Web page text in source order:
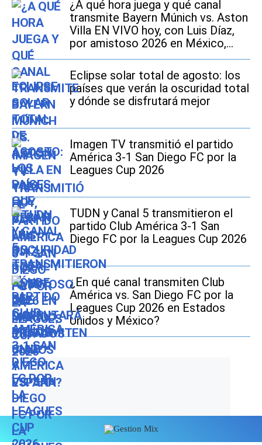
¿A qué hora juega y qué canal
transmite Bayern Múnich vs. Aston
Villa EN VIVO hoy, con Luis Díaz,
por amistoso 2026 en México,
Estados Unidos y España?
Eclipse solar total de agosto: los
países que verán la oscuridad total
y dónde se disfrutará mejor
Imagen TV transmitió el partido
América 3-1 San Diego FC por la
Leagues Cup 2026
TUDN y Canal 5 transmitieron el
partido Club América 3-1 San
Diego FC por la Leagues Cup 2026
¿En qué canal transmiten Club
América vs. San Diego FC por la
Leagues Cup 2026 en Estados
Unidos y México?